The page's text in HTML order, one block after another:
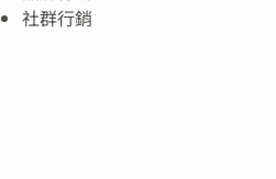
社群行銷